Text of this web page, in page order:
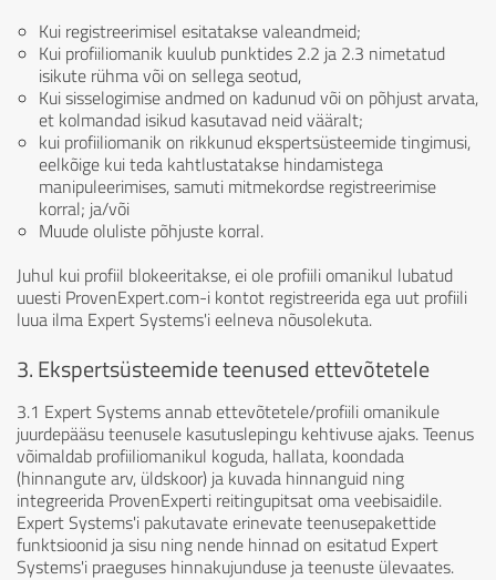
Kui registreerimisel esitatakse valeandmeid;
Kui profiiliomanik kuulub punktides 2.2 ja 2.3 nimetatud
isikute rühma või on sellega seotud,
Kui sisselogimise andmed on kadunud või on põhjust arvata,
et kolmandad isikud kasutavad neid vääralt;
kui profiiliomanik on rikkunud ekspertsüsteemide tingimusi,
eelkõige kui teda kahtlustatakse hindamistega
manipuleerimises, samuti mitmekordse registreerimise
korral; ja/või
Muude oluliste põhjuste korral.
Juhul kui profiil blokeeritakse, ei ole profiili omanikul lubatud
uuesti ProvenExpert.com-i kontot registreerida ega uut profiili
luua ilma Expert Systems'i eelneva nõusolekuta.
3. Ekspertsüsteemide teenused ettevõtetele
3.1 Expert Systems annab ettevõtetele/profiili omanikule
juurdepääsu teenusele kasutuslepingu kehtivuse ajaks. Teenus
võimaldab profiiliomanikul koguda, hallata, koondada
(hinnangute arv, üldskoor) ja kuvada hinnanguid ning
integreerida ProvenExperti reitingupitsat oma veebisaidile.
Expert Systems'i pakutavate erinevate teenusepakettide
funktsioonid ja sisu ning nende hinnad on esitatud Expert
Systems'i praeguses hinnakujunduse ja teenuste ülevaates.